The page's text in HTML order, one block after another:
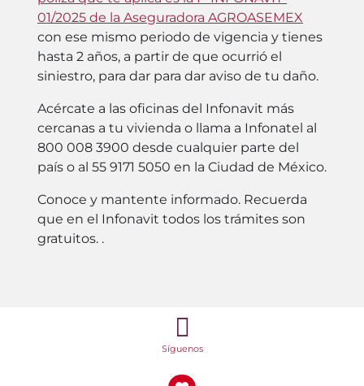
01/2025 de la Aseguradora AGROASEMEX
con ese mismo periodo de vigencia y tienes
hasta 2 años, a partir de que ocurrió el
siniestro, para dar para dar aviso de tu daño.
Acércate a las oficinas del Infonavit más
cercanas a tu vivienda o llama a Infonatel al
800 008 3900 desde cualquier parte del
país o al 55 9171 5050 en la Ciudad de México.
Conoce y mantente informado. Recuerda
que en el Infonavit todos los trámites son
gratuitos. .
Síguenos